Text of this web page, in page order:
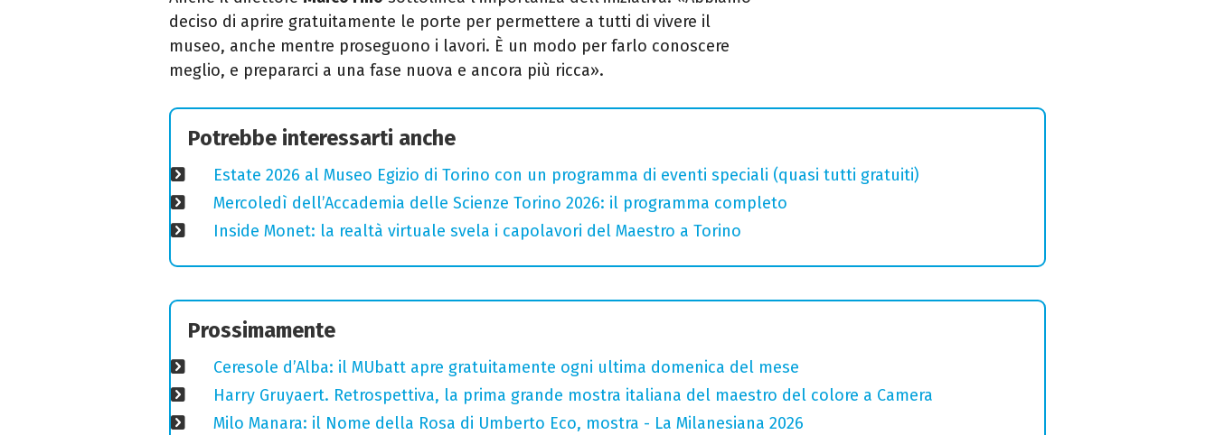
deciso di aprire gratuitamente le porte per permettere a tutti di vivere il
museo, anche mentre proseguono i lavori. È un modo per farlo conoscere
meglio, e prepararci a una fase nuova e ancora più ricca».
Potrebbe interessarti anche
Estate 2026 al Museo Egizio di Torino con un programma di eventi speciali (quasi tutti gratuiti)
Mercoledì dell’Accademia delle Scienze Torino 2026: il programma completo
Inside Monet: la realtà virtuale svela i capolavori del Maestro a Torino
Prossimamente
Ceresole d’Alba: il MUbatt apre gratuitamente ogni ultima domenica del mese
Harry Gruyaert. Retrospettiva, la prima grande mostra italiana del maestro del colore a Camera
Milo Manara: il Nome della Rosa di Umberto Eco, mostra - La Milanesiana 2026